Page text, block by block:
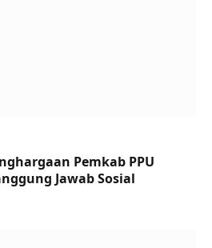
Pemkab PPU
Jawab Sosial